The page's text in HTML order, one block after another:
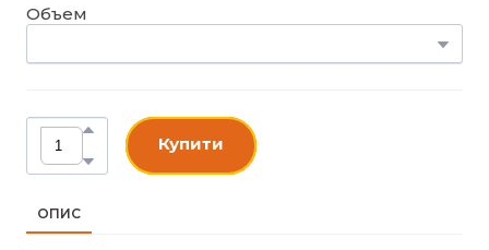
Объем
Купити
ОПИС